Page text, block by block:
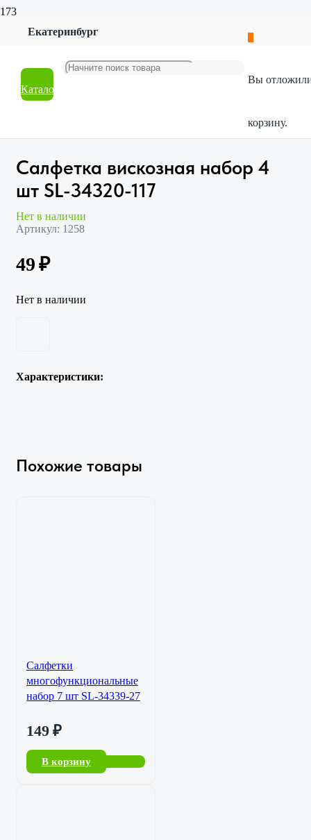
Екатеринбург
Каталог
Вы
корзину.
Хозтовары
Салфетка вискозная набор 4 шт SL-34320-117
Салфетка вискозная набор 4
шт SL-34320-117
Нет в наличии
Артикул: 1258
49₽
Нет в наличии
Характеристики:
Похожие товары
Салфетки
многофункциональные
набор 7 шт SL-34339-27
149 ₽
В корзину